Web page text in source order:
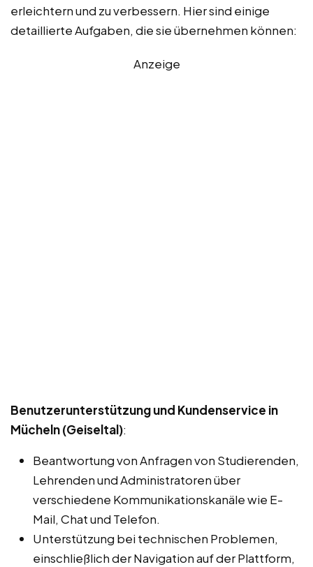
erleichtern und zu verbessern. Hier sind einige
detaillierte Aufgaben, die sie übernehmen können:
Anzeige
Benutzerunterstützung und Kundenservice in
Mücheln (Geiseltal):
Beantwortung von Anfragen von Studierenden,
Lehrenden und Administratoren über
verschiedene Kommunikationskanäle wie E-
Mail, Chat und Telefon.
Unterstützung bei technischen Problemen,
einschließlich der Navigation auf der Plattform,